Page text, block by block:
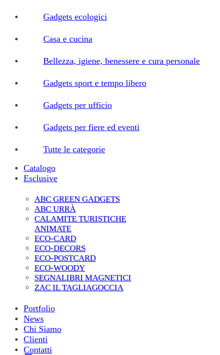
Gadgets ecologici
Casa e cucina
Bellezza, igiene, benessere e cura personale
Gadgets sport e tempo libero
Gadgets per ufficio
Gadgets per fiere ed eventi
Tutte le categorie
Catalogo
Esclusive
ABC GREEN GADGETS
ABC URRÀ
CALAMITE TURISTICHE
ANIMATE
ECO-CARD
ECO-DECORS
ECO-POSTCARD
ECO-WOODY
SEGNALIBRI MAGNETICI
ZAC IL TAGLIAGOCCIA
Portfolio
News
Chi Siamo
Clienti
Contatti